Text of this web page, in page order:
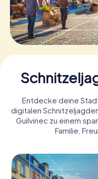
Entdecke deine
digitalen
Guilvinec zu einem
Familie,